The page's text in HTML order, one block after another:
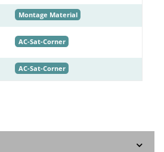
Montage Material
AC-Sat-Corner
AC-Sat-Corner